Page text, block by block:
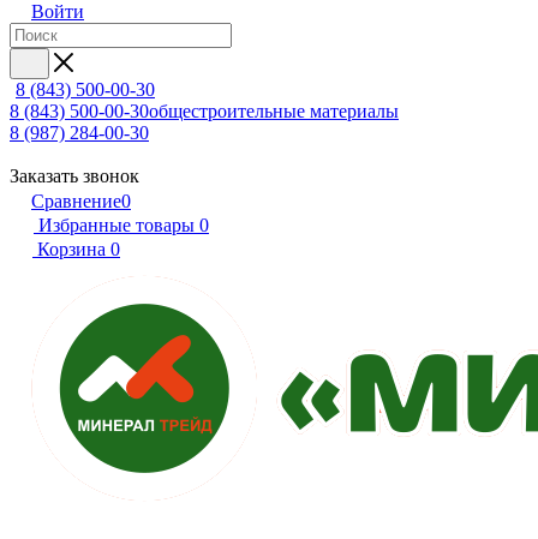
Войти
8 (843) 500-00-30
8 (843) 500-00-30общестроительные материалы
8 (987) 284-00-30
Заказать звонок
Сравнение0
Избранные товары 0
Корзина 0